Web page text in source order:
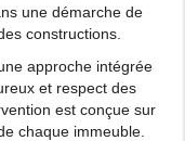
une démarche de
constructions.
approche intégrée
et respect des
est conçue sur
chaque immeuble.